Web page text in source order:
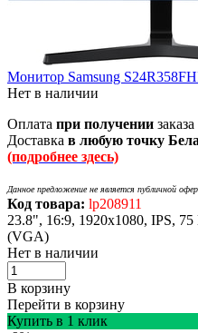
Монитор Samsung
Нет в наличии
Оплата при получении заказа
Доставка в любую точку
(подробнее здесь)
Данное предложение не является публичной
Код товара: lp208911
23.8", 16:9, 1920x1080, IPS,
(VGA)
Нет в наличии
В корзину
Перейти в корзину
Купить в 1 клик